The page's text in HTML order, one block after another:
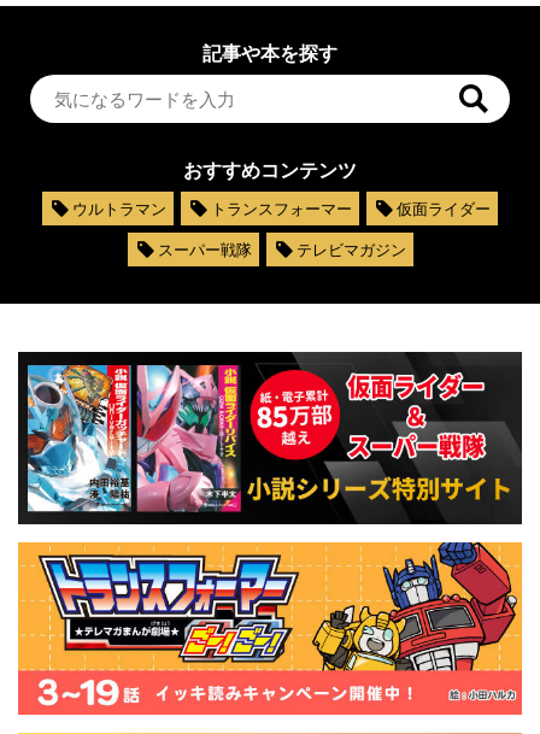
記事や本を探す
おすすめコンテンツ
ウルトラマン トランスフォーマー
仮面ライダー
スーパー戦隊
テレビマガジン